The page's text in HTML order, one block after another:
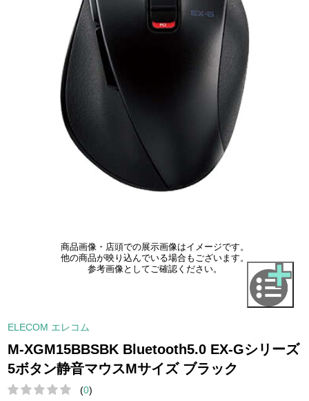
商品画像・店頭での展示画像はイメージです。
他の商品が映り込んでいる場合もございます。
参考画像としてご確認ください。
ELECOM エレコム
M-XGM15BBSBK Bluetooth5.0 EX-Gシリーズ
5ボタン静音マウスMサイズ ブラック
(0)